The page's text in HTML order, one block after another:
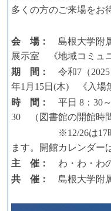
多くの方のご来場をお
会 場：
島根大学附
展示室 《地域コミュ
期 間：
令和7（2025
年1月15日(木) 《入場
時 間：
平日 8：30
30 （図書館の開館時
※12/26は17時ま
ます。開館カレンダー
主 催： わ・わ・わ
共 催： 島根大学附